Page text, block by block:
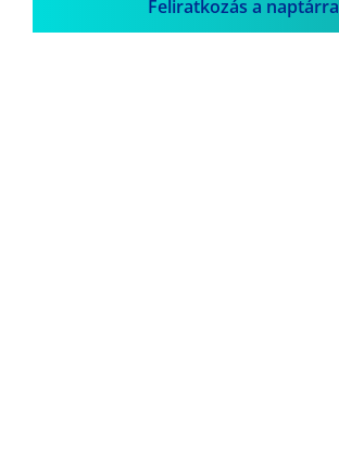
Feliratkozás a naptárra